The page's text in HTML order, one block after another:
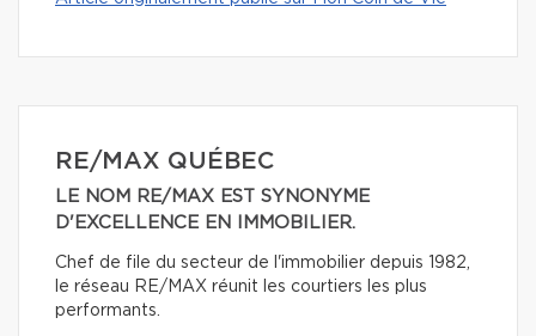
RE/MAX QUÉBEC
LE NOM RE/MAX EST SYNONYME
D'EXCELLENCE EN IMMOBILIER.
Chef de file du secteur de l'immobilier depuis 1982,
le réseau RE/MAX réunit les courtiers les plus
performants.